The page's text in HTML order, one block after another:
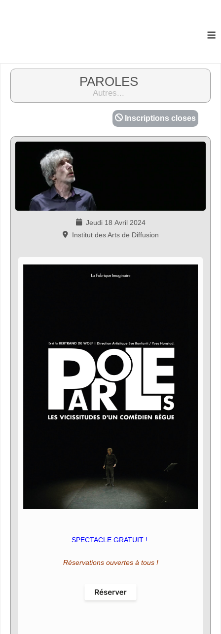
≡
PAROLES
Autres...
Inscriptions closes
Jeudi 18 Avril 2024
Institut des Arts de Diffusion
SPECTACLE GRATUIT !
Réservations ouvertes à tous !